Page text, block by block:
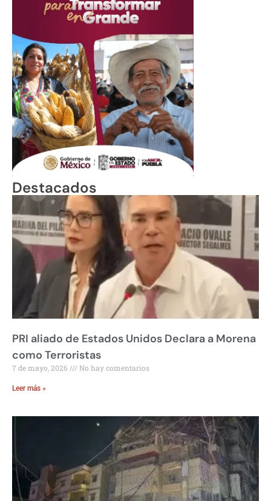
Destacados
PRI aliado de Estados Unidos Declara a Morena
como Terroristas
7 de mayo, 2026 No hay comentarios
Leer más »